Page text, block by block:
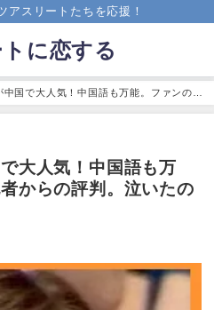
アスリートたちを応援！
に恋する
国で大人気！中国語も万能。ファンの反
！
大人気！中国語も万
からの評判。泣いたの